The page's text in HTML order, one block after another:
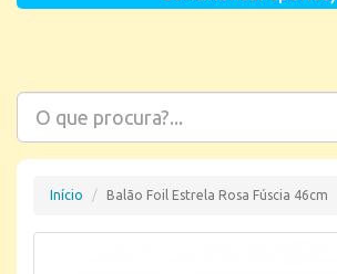
Início Balão Foil Estrela Rosa Fúscia 46cm